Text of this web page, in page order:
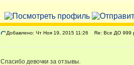
Добавлено: Чт Ноя 19, 2015 11:26 Re: Все ДО 999
Спасибо девочки за отзывы.